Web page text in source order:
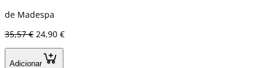
de Madespa
35,57 € 24,90 €
Adicionar